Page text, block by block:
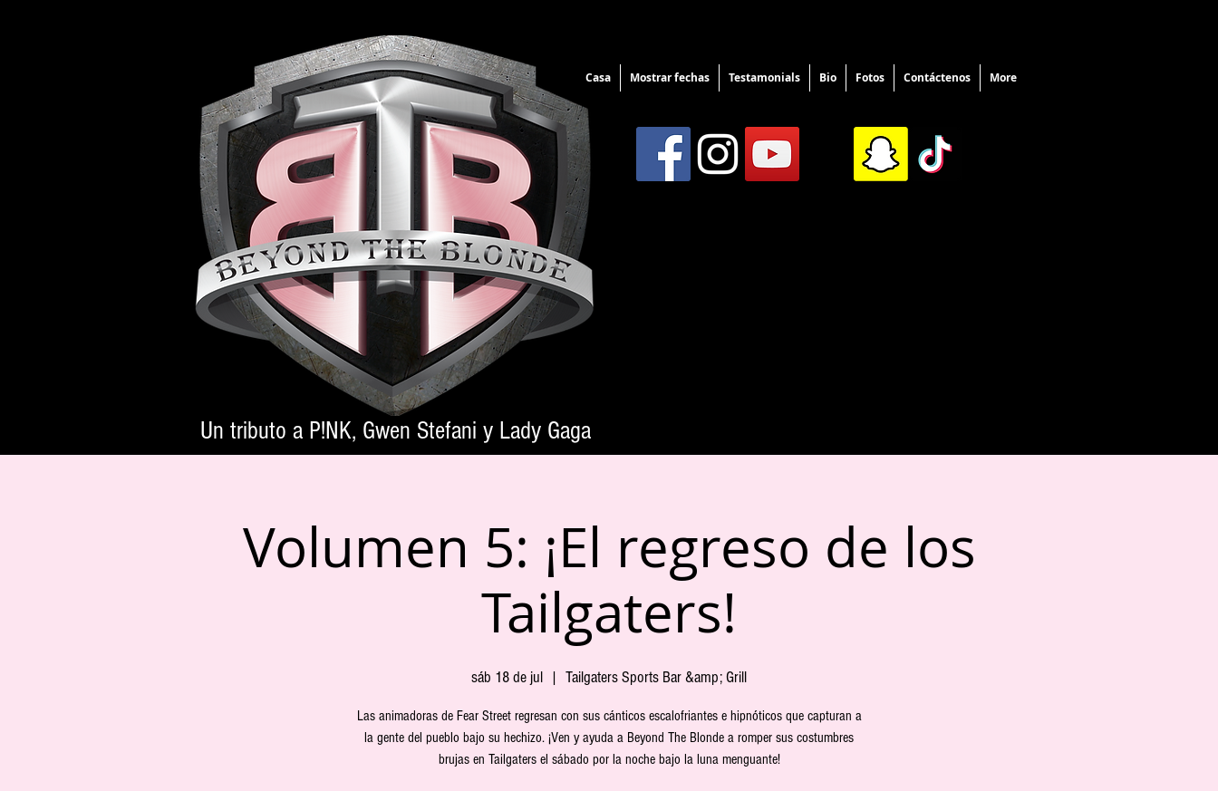
Un tributo a P!NK, Gwen Stefani y Lady Gaga
Casa Mostrar fechas Testamonials Bio Fotos Contáctenos More
Volumen 5: ¡El regreso de los
Tailgaters!
sáb 18 de jul
  |
Tailgaters Sports Bar &amp; Grill
Las animadoras de Fear Street regresan con sus cánticos escalofriantes e hipnóticos que capturan a
la gente del pueblo bajo su hechizo. ¡Ven y ayuda a Beyond The Blonde a romper sus costumbres
brujas en Tailgaters el sábado por la noche bajo la luna menguante!